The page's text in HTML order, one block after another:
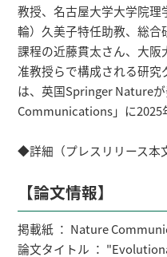
教授、名古屋大学大学院
輪）久美子特任助教、総
課程の近藤貫太さん、大
准教授らで構成される研究
は、英国Springer Nature
Communications」に2025
◆詳細（プレスリリース本
【論文情報】
掲載紙 ： Nature
論文タイトル ：